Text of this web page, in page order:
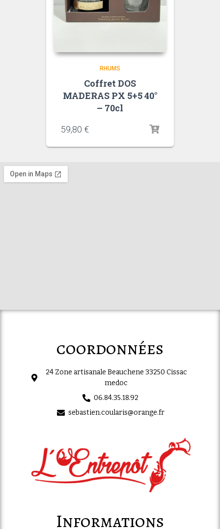
RHUMS
Coffret DOS
MADERAS PX 5+5 40°
– 70cl
59,80 €
coordonnées
24 Zone artisanale Beauchene 33250 Cissac
medoc
06.84.35.18.92
sebastien.coularis@orange.fr
Informations